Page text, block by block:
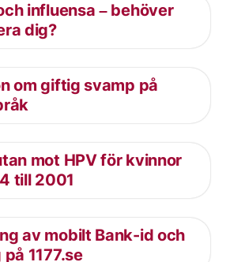
influensa – behöver
dig?
om giftig svamp på
mot HPV för kvinnor
till 2001
av mobilt Bank-id och
1177.se